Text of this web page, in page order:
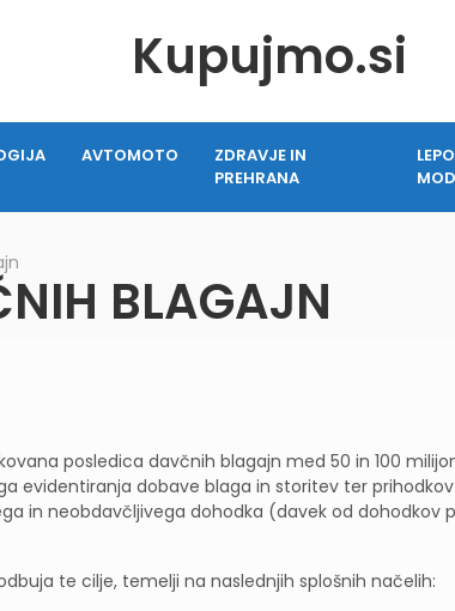
Kupujmo.si
AVTOMOTO
ZDRAVJE IN
PREHRANA
BLAGAJN
posledica davčnih blagajn med 50 in 100
evidentiranja dobave blaga in storitev ter
in neobdavčljivega dohodka (davek od dohodkov
te cilje, temelji na naslednjih splošnih načelih: